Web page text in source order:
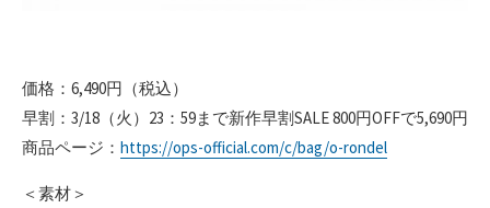
価格：6,490円（税込）
早割：3/18（火）23：59まで新作早割SALE 800円OFFで5,690円
商品ページ： https://ops-official.com/c/bag/o-rondel
＜素材＞